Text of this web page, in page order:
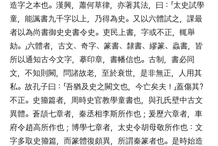
造字之本也。 漢興， 蕭何草律， 亦著其法， 曰 ：「太史試學
童， 能諷書九千字以上， 乃得為史。 又以六體試之， 課最
者以為尚書御史史書令史。 吏民上書， 字或不正， 輒舉
劾。」六體者， 古文、 奇字、 篆書、 隸書、 繆篆、 蟲書， 皆
所以通知古今文字， 摹印章， 書幡信也。 古制， 書必同
文， 不知則闕， 問諸故老， 至於衰世， 是非無正，
人用其
私。 故孔子曰 ：「吾猶及史之闕文也， 今亡矣夫 ！」蓋傷其?
不正。 史籀篇者， 周時史官教學童書也， 與孔氏壁中古文
異體。 蒼頡七章者， 秦丞相李斯所作也 ； 爰歷六章者， 車
府令趙高所作也 ； 博學七章者， 太史令胡母敬所作也 ： 文
字多取史籀篇， 而篆體復頗異， 所謂秦篆者也。 是時始造